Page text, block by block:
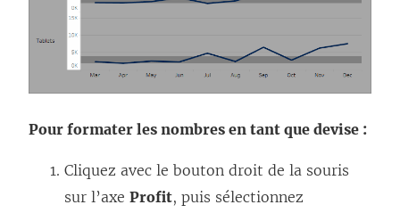
Pour formater les nombres en tant que devise :
Cliquez avec le bouton droit de la souris
sur l’axe Profit, puis sélectionnez